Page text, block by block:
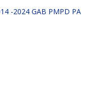
-2024 GAB PMPD PA